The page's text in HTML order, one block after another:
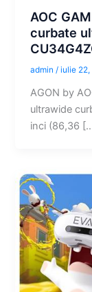
AOC
curbate
admin /iulie 22,
AGON by
ultrawide
inci (86,36